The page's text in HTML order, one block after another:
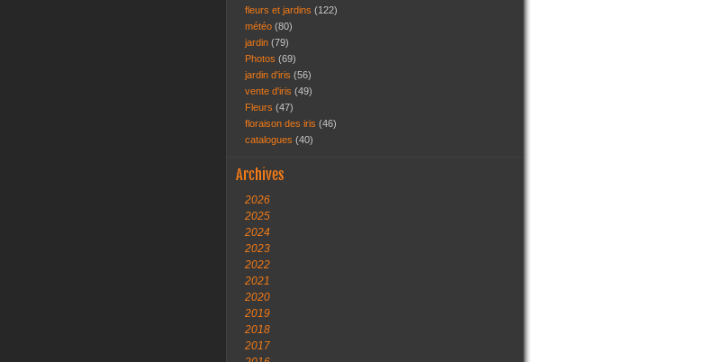
fleurs et jardins (122)
météo (80)
jardin (79)
Photos (69)
jardin d'iris (56)
vente d'iris (49)
Fleurs (47)
floraison des iris (46)
catalogues (40)
Archives
2026
2025
2024
2023
2022
2021
2020
2019
2018
2017